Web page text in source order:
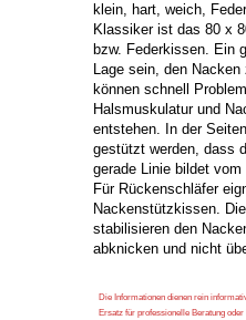
klein, hart, weich,
Klassiker ist das 80 x
bzw. Federkissen. Ein
Lage sein, den
können schnell
Halsmuskulatur und
entstehen. In der
gestützt werden, dass
gerade Linie bildet
Für Rückenschläfer
Nackenstützkissen.
stabilisieren den
abknicken und nicht
Die Informationen dienen rein
Ersatz für professionelle Beratung